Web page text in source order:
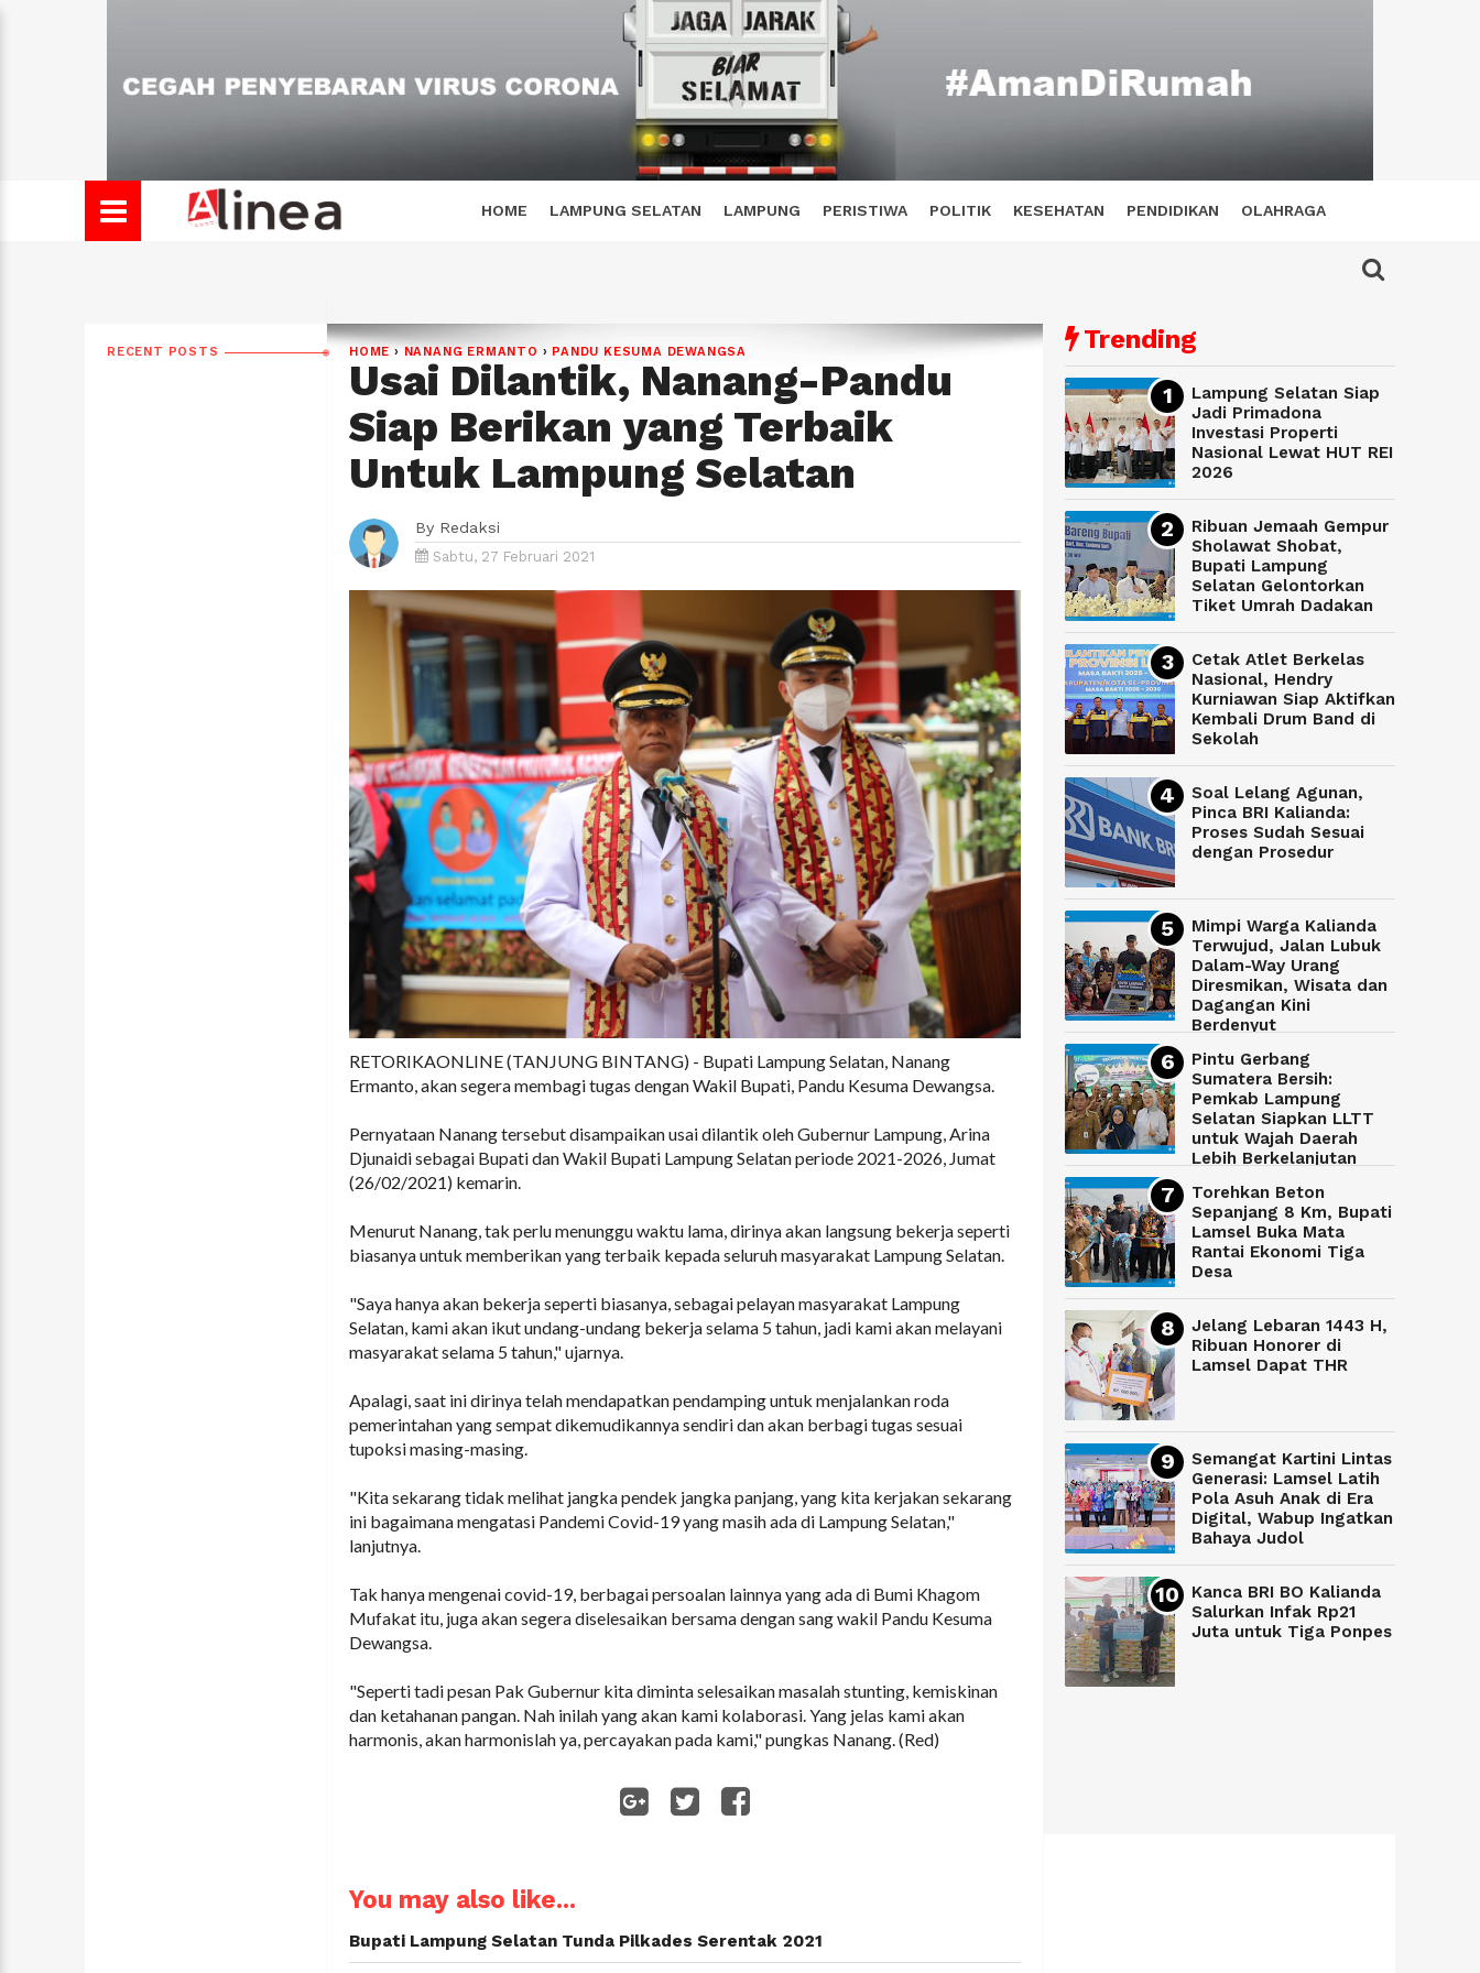
HOME LAMPUNG SELATAN LAMPUNG PERISTIWA POLITIK KESEHATAN PENDIDIKAN OLAHRAGA
RECENT POSTS HOME › NANANG ERMANTO › PANDU KESUMA DEWANGSA
Usai Dilantik, Nanang-Pandu
Siap Berikan yang Terbaik
Untuk Lampung Selatan
By Redaksi
Sabtu, 27 Februari 2021
RETORIKAONLINE (TANJUNG BINTANG) - Bupati Lampung Selatan, Nanang
Ermanto, akan segera membagi tugas dengan Wakil Bupati, Pandu Kesuma Dewangsa.
Pernyataan Nanang tersebut disampaikan usai dilantik oleh Gubernur Lampung, Arina
Djunaidi sebagai Bupati dan Wakil Bupati Lampung Selatan periode 2021-2026, Jumat
(26/02/2021) kemarin.
Menurut Nanang, tak perlu menunggu waktu lama, dirinya akan langsung bekerja seperti
biasanya untuk memberikan yang terbaik kepada seluruh masyarakat Lampung Selatan.
"Saya hanya akan bekerja seperti biasanya, sebagai pelayan masyarakat Lampung
Selatan, kami akan ikut undang-undang bekerja selama 5 tahun, jadi kami akan melayani
masyarakat selama 5 tahun," ujarnya.
Apalagi, saat ini dirinya telah mendapatkan pendamping untuk menjalankan roda
pemerintahan yang sempat dikemudikannya sendiri dan akan berbagi tugas sesuai
tupoksi masing-masing.
"Kita sekarang tidak melihat jangka pendek jangka panjang, yang kita kerjakan sekarang
ini bagaimana mengatasi Pandemi Covid-19 yang masih ada di Lampung Selatan,"
lanjutnya.
Tak hanya mengenai covid-19, berbagai persoalan lainnya yang ada di Bumi Khagom
Mufakat itu, juga akan segera diselesaikan bersama dengan sang wakil Pandu Kesuma
Dewangsa.
"Seperti tadi pesan Pak Gubernur kita diminta selesaikan masalah stunting, kemiskinan
dan ketahanan pangan. Nah inilah yang akan kami kolaborasi. Yang jelas kami akan
harmonis, akan harmonislah ya, percayakan pada kami," pungkas Nanang. (Red)
You may also like...
Bupati Lampung Selatan Tunda Pilkades Serentak 2021
Trending
Lampung Selatan Siap
Jadi Primadona
Investasi Properti
Nasional Lewat HUT REI
2026
Ribuan Jemaah Gempur
Sholawat Shobat,
Bupati Lampung
Selatan Gelontorkan
Tiket Umrah Dadakan
Cetak Atlet Berkelas
Nasional, Hendry
Kurniawan Siap Aktifkan
Kembali Drum Band di
Sekolah
Soal Lelang Agunan,
Pinca BRI Kalianda:
Proses Sudah Sesuai
dengan Prosedur
Mimpi Warga Kalianda
Terwujud, Jalan Lubuk
Dalam-Way Urang
Diresmikan, Wisata dan
Dagangan Kini
Berdenyut
Pintu Gerbang
Sumatera Bersih:
Pemkab Lampung
Selatan Siapkan LLTT
untuk Wajah Daerah
Lebih Berkelanjutan
Torehkan Beton
Sepanjang 8 Km, Bupati
Lamsel Buka Mata
Rantai Ekonomi Tiga
Desa
Jelang Lebaran 1443 H,
Ribuan Honorer di
Lamsel Dapat THR
Semangat Kartini Lintas
Generasi: Lamsel Latih
Pola Asuh Anak di Era
Digital, Wabup Ingatkan
Bahaya Judol
Kanca BRI BO Kalianda
Salurkan Infak Rp21
Juta untuk Tiga Ponpes